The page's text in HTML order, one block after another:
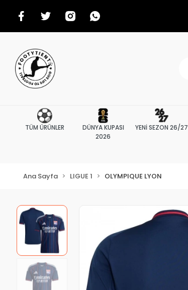
TÜM ÜRÜNLER
DÜNYA KUPASI
2026
YENİ SEZON 26/27
Ana Sayfa LIGUE 1 OLYMPIQUE LYON